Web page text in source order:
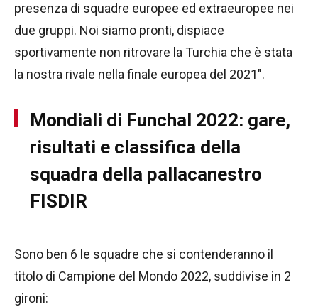
presenza di squadre europee ed extraeuropee nei
due gruppi. Noi siamo pronti, dispiace
sportivamente non ritrovare la Turchia che è stata
la nostra rivale nella finale europea del 2021″.
Mondiali di Funchal 2022: gare,
risultati e classifica della
squadra della pallacanestro
FISDIR
Sono ben 6 le squadre che si contenderanno il
titolo di Campione del Mondo 2022, suddivise in 2
gironi: